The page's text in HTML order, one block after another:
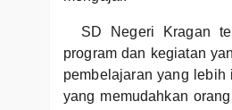
SD Negeri Kragan
program dan kegiatan
pembelajaran yang
yang memudahkan